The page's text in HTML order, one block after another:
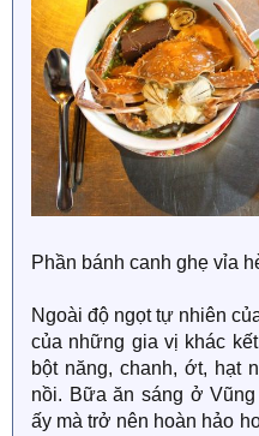
Phần bánh canh ghẹ vỉa
Ngoài độ ngọt tự nhiên
của những gia vị khác
bột năng, chanh, ớt, hạt
nồi. Bữa ăn sáng ở
ấy mà trở nên hoàn hảo